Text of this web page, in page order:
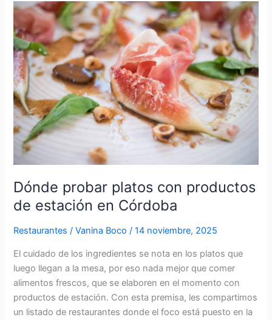
Dónde probar platos con productos
de estación en Córdoba
Restaurantes /Vanina Boco/14 noviembre, 2025
El cuidado de los ingredientes se nota en los platos que
luego llegan a la mesa, por eso nada mejor que comer
alimentos frescos, que se elaboren en el momento con
productos de estación. Con esta premisa, les compartimos
un listado de restaurantes donde el foco está puesto en la
Dónde
probar
platos
con
productos
de
estación
en
Córdoba